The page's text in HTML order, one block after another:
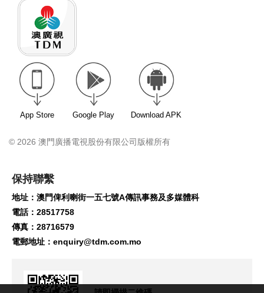
App Store Google Play Download APK
© 2026 澳門廣播電視股份有限公司版權所有
保持聯繫
地址：澳門俾利喇街一五七號A傳訊事務及多媒體科
電話：28517758
傳真：28716579
電郵地址： enquiry@tdm.com.mo